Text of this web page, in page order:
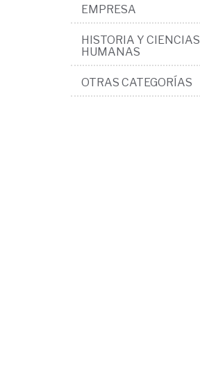
EMPRESA
HISTORIA Y CIENCIAS
HUMANAS
OTRAS CATEGORÍAS